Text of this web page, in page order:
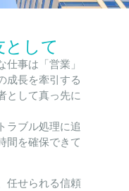
して
事は「営業」
成長を牽引する
として真っ先に
ラブル処理に追
間を確保できて
任せられる信頼